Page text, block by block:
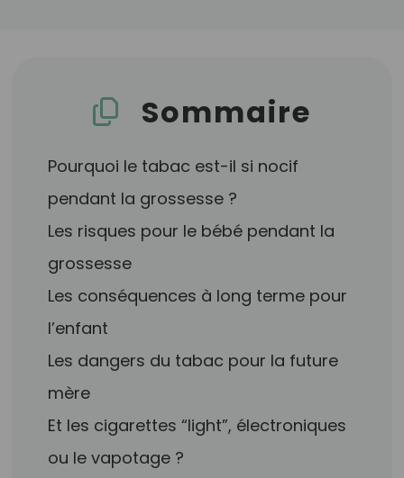
Sommaire
Pourquoi le tabac est-il si nocif
pendant la grossesse ?
Les risques pour le bébé pendant la
grossesse
Les conséquences à long terme pour
l’enfant
Les dangers du tabac pour la future
mère
Et les cigarettes “light”, électroniques
ou le vapotage ?